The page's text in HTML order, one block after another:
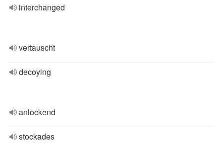
interchanged
vertauscht
decoying
anlockend
stockades